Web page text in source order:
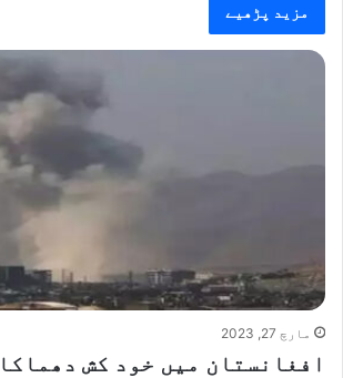
مزید پڑھیے
مارچ 27, 2023
افغانستان میں خود کش دھماکا، 6 جاں